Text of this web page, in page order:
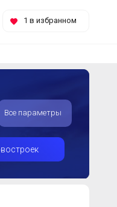
1 в избранном
Все параметры